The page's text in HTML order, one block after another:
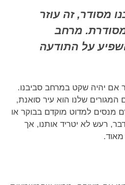
מסודר, זה עוזר
מרחב
על התודעה
אם יהיה שקט במרחב סביבנו.
המגורים שלנו הוא עיר סואנת,
מנסים למדוט מוקדם בבוקר או
רעש לא יטריד אותנו, אך